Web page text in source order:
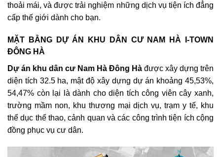
thoải mái, và được trải nghiệm những dịch vụ tiện ích đẳng
cấp thế giới dành cho bạn.
MẶT BẰNG DỰ ÁN KHU DÂN CƯ NAM HÀ I-TOWN
ĐÔNG HÀ
Dự án khu dân cư Nam Hà Đông Hà được xây dựng trên
diện tích 32.5 ha, mật độ xây dựng dự án khoảng 45,53%,
54,47% còn lại là dành cho diện tích công viên cây xanh,
trường mầm non, khu thương mại dịch vụ, trạm y tế, khu
thể dục thể thao, cảnh quan và các công trình tiện ích cộng
đồng phục vụ cư dân.